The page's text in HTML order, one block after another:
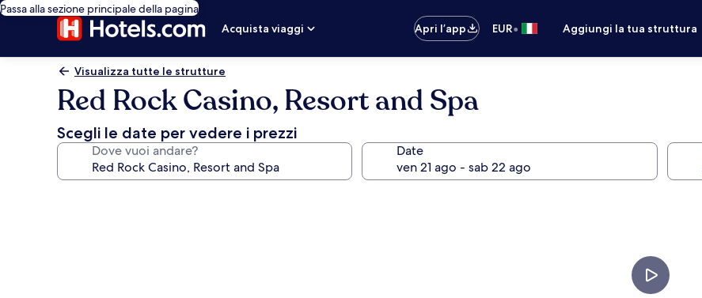
Passa alla sezione principale della pagina
Acquista viaggi
Apri l’app EUR• Aggiungi la tua struttura
Visualizza tutte le strutture
Red Rock Casino, Resort and Spa
Scegli le date per vedere i prezzi
Dove vuoi andare? Date